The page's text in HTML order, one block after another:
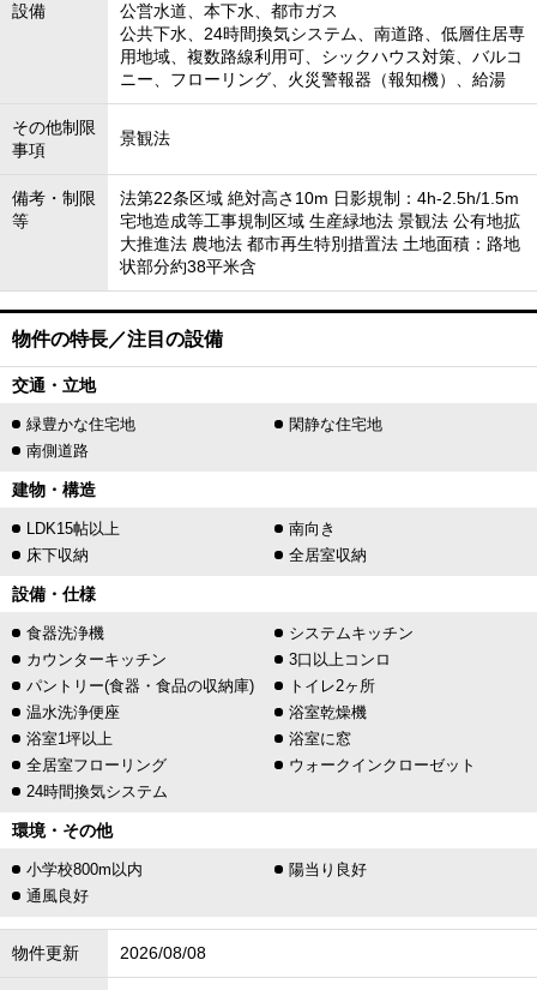
設備
公営水道、本下水、都市ガス
公共下水、24時間換気システム、南道路、低層住居専
用地域、複数路線利用可、シックハウス対策、バルコ
ニー、フローリング、火災警報器（報知機）、給湯
その他制限
事項
景観法
備考・制限
等
法第22条区域 絶対高さ10m 日影規制：4h-2.5h/1.5m
宅地造成等工事規制区域 生産緑地法 景観法 公有地拡
大推進法 農地法 都市再生特別措置法 土地面積：路地
状部分約38平米含
物件の特長／注目の設備
交通・立地
緑豊かな住宅地
閑静な住宅地
南側道路
建物・構造
LDK15帖以上
南向き
床下収納
全居室収納
設備・仕様
食器洗浄機
システムキッチン
カウンターキッチン
3口以上コンロ
パントリー(食器・食品の収納庫)
トイレ2ヶ所
温水洗浄便座
浴室乾燥機
浴室1坪以上
浴室に窓
全居室フローリング
ウォークインクローゼット
24時間換気システム
環境・その他
小学校800m以内
陽当り良好
通風良好
物件更新 2026/08/08